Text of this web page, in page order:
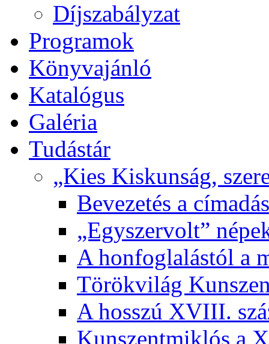
Díjszabályzat
Programok
Könyvajánló
Katalógus
Galéria
Tudástár
„Kies Kiskunság,
Bevezetés a
„Egyszervolt”
A honfoglalástól a
Törökvilág
A hosszú XVIII.
Kunszentmiklós a